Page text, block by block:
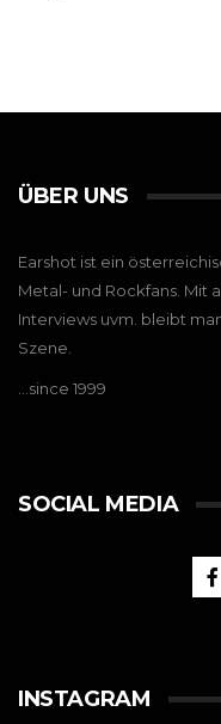
ÜBER UNS
Earshot ist ein
Metal- und Rockfans. Mit
Interviews uvm. bleibt
Szene.
…since 1999
SOCIAL MEDIA
INSTAGRAM